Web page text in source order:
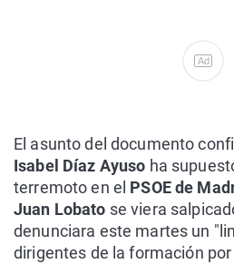
Ad
El asunto del documento
Isabel Díaz Ayuso ha
terremoto en el PSOE de
Juan Lobato se viera
denunciara este martes un
dirigentes de la formación